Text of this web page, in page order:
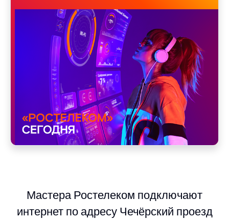
Мастера Ростелеком подключают
интернет по адресу Чечёрский проезд